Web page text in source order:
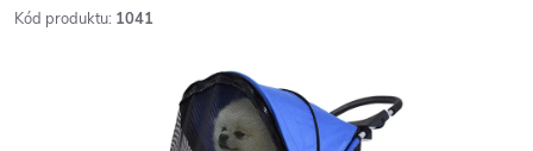
Kód produktu: 1041